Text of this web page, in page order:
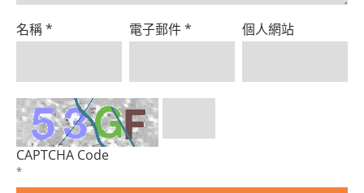
名稱* 電子郵件* 個人網站
CAPTCHA Code
*